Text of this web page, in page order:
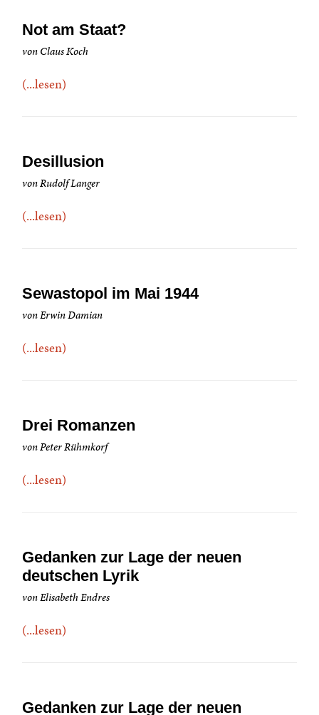
Not am Staat?
von Claus Koch
(...lesen)
Desillusion
von Rudolf Langer
(...lesen)
Sewastopol im Mai 1944
von Erwin Damian
(...lesen)
Drei Romanzen
von Peter Rühmkorf
(...lesen)
Gedanken zur Lage der neuen
deutschen Lyrik
von Elisabeth Endres
(...lesen)
Gedanken zur Lage der neuen